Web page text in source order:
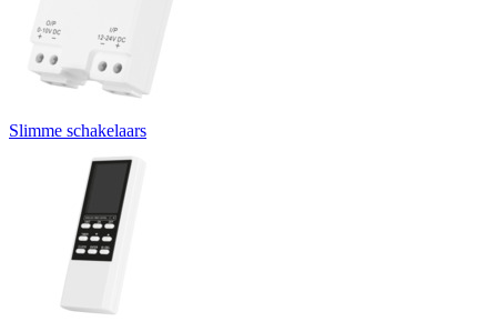
Slimme schakelaars